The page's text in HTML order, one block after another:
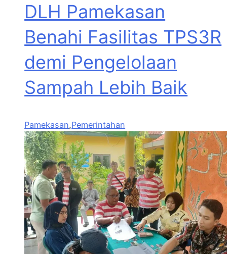
DLH Pamekasan
Benahi Fasilitas TPS3R
demi Pengelolaan
Sampah Lebih Baik
Pamekasan,Pemerintahan